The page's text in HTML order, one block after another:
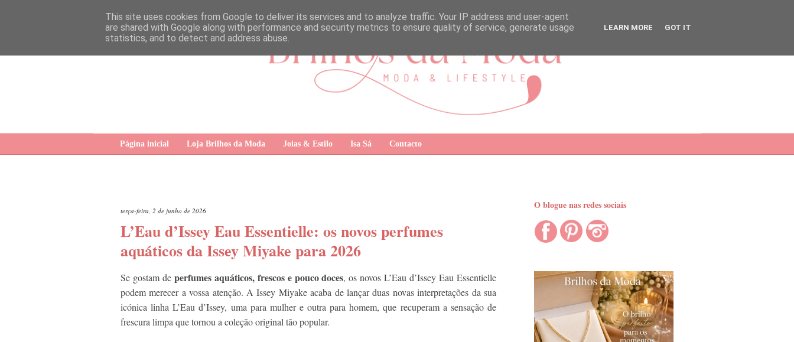
Página inicial Loja Brilhos da Moda Joias & Estilo Isa Sá Contacto
terça-feira, 2 de junho de 2026
L’Eau d’Issey Eau Essentielle: os novos perfumes
aquáticos da Issey Miyake para 2026
Se gostam de perfumes aquáticos, frescos e pouco doces, os novos L’Eau d’Issey Eau Essentielle
podem merecer a vossa atenção. A Issey Miyake acaba de lançar duas novas interpretações da sua
icónica linha L’Eau d’Issey, uma para mulher e outra para homem, que recuperam a sensação de
frescura limpa que tornou a coleção original tão popular.
O blogue nas redes sociais
This site uses cookies from Google to deliver its services and to analyze traffic. Your IP address and user-agent
are shared with Google along with performance and security metrics to ensure quality of service, generate usage
statistics, and to detect and address abuse.
LEARN MORE GOT IT